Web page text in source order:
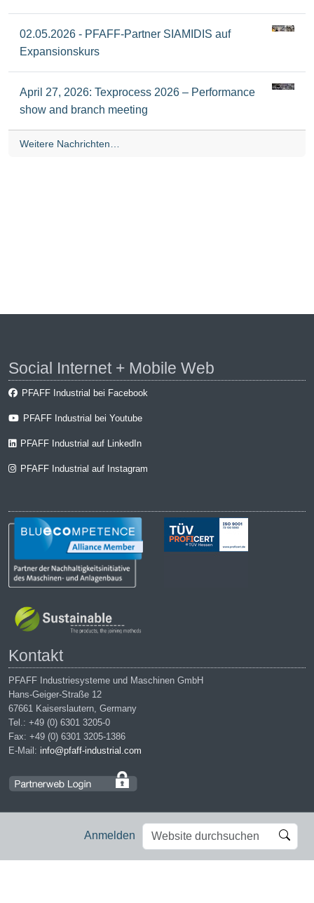
Anmelden
Website
durchsuchen
Erweiterte
Suche…
02.05.2026 - PFAFF-Partner SIAMIDIS auf
Expansionskurs
April 27, 2026: Texprocess 2026 – Performance
show and branch meeting
Weitere Nachrichten…
Social Internet + Mobile Web
PFAFF Industrial bei Facebook
PFAFF Industrial bei Youtube
PFAFF Industrial auf LinkedIn
PFAFF Industrial auf Instagram
Kontakt
PFAFF Industriesysteme und Maschinen GmbH
Hans-Geiger-Straße 12
67661 Kaiserslautern, Germany
Tel.: +49 (0) 6301 3205-0
Fax: +49 (0) 6301 3205-1386
E-Mail: info@pfaff-industrial.com